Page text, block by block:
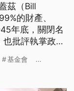
茲（Bill
的財產、
年底，關閉名
批評執掌政府
兒童喪命。
基金會 ...